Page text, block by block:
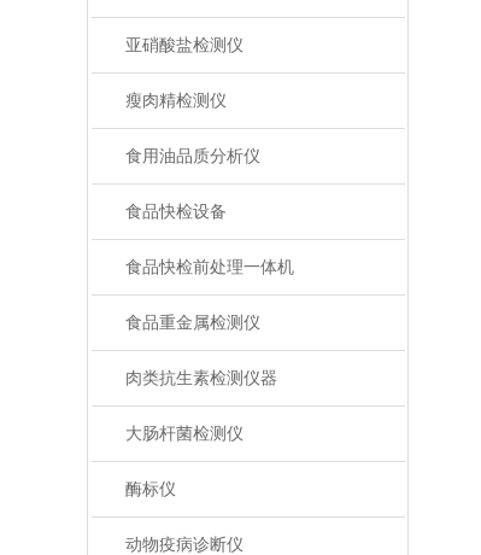
亚硝酸盐检测仪
瘦肉精检测仪
食用油品质分析仪
食品快检设备
食品快检前处理一体机
食品重金属检测仪
肉类抗生素检测仪器
大肠杆菌检测仪
酶标仪
动物疫病诊断仪